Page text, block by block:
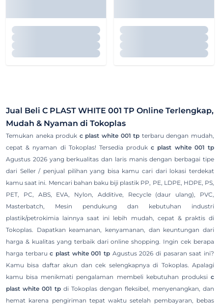
Jual Beli C PLAST WHITE 001 TP Online Terlengkap,
Mudah & Nyaman di Tokoplas
Temukan aneka produk c plast white 001 tp terbaru dengan mudah,
cepat & nyaman di Tokoplas! Tersedia produkc plast white 001 tp
Agustus 2026 yang berkualitas dan laris manis dengan berbagai tipe
dari Seller / penjual pilihan yang bisa kamu cari dari lokasi terdekat
kamu saat ini. Mencari bahan baku biji plastik PP, PE, LDPE, HDPE, PS,
PET, PC, ABS, EVA, Nylon, Additive, Recycle (daur ulang), PVC,
Masterbatch, Mesin pendukung dan kebutuhan industri
plastik/petrokimia lainnya saat ini lebih mudah, cepat & praktis di
Tokoplas. Dapatkan keamanan, kenyamanan, dan keuntungan dari
harga & kualitas yang terbaik dari online shopping. Ingin cek berapa
harga terbaruc plast white 001 tp Agustus 2026 di pasaran saat ini?
Kamu bisa daftar akun dan cek selengkapnya di Tokoplas. Apalagi
kamu bisa menikmati pengalaman membeli kebutuhan produksi c
plast white 001 tp di Tokoplas dengan fleksibel, menyenangkan, dan
hemat karena pengiriman tepat waktu setelah pembayaran, bebas